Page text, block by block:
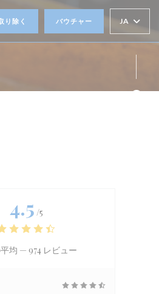
り除く バウチャー JA
4.5 /5
均 — 974 レビュー